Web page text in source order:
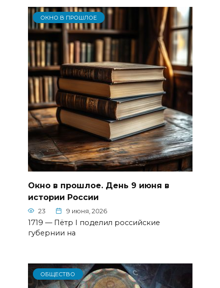
ОКНО В ПРОШЛОЕ
Окно в прошлое. День 9 июня в
истории России
23 9 июня, 2026
1719 — Пётр I поделил российские
губернии на
ОБЩЕСТВО